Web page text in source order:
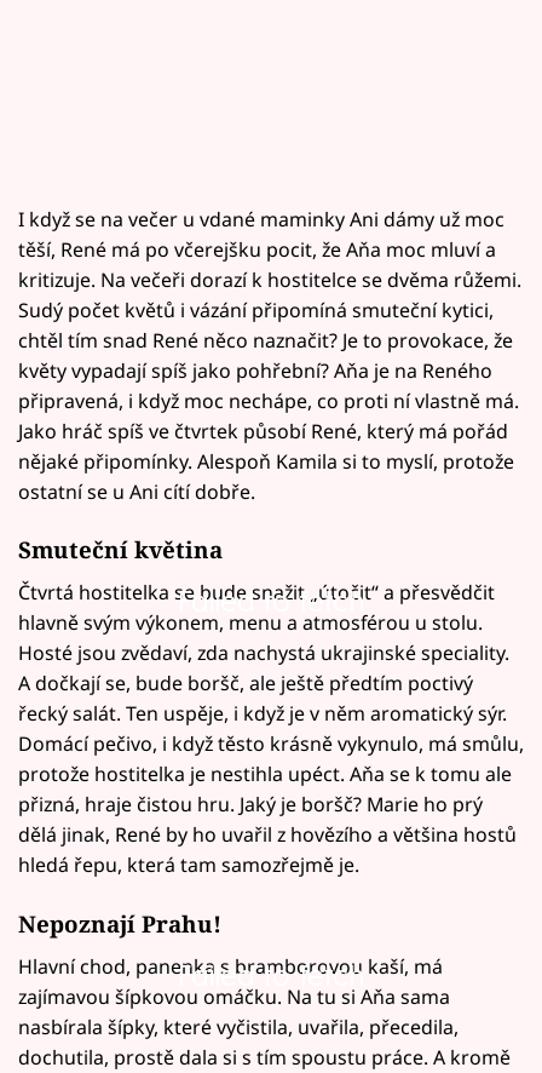
I když se na večer u vdané maminky Ani dámy už moc
těší, René má po včerejšku pocit, že Aňa moc mluví a
kritizuje. Na večeři dorazí k hostitelce se dvěma růžemi.
Sudý počet květů i vázání připomíná smuteční kytici,
chtěl tím snad René něco naznačit? Je to provokace, že
květy vypadají spíš jako pohřební? Aňa je na Reného
připravená, i když moc nechápe, co proti ní vlastně má.
Jako hráč spíš ve čtvrtek působí René, který má pořád
nějaké připomínky. Alespoň Kamila si to myslí, protože
ostatní se u Ani cítí dobře.
Smuteční květina
Failed to fetch
Čtvrtá hostitelka se bude snažit „útočit“ a přesvědčit
hlavně svým výkonem, menu a atmosférou u stolu.
Hosté jsou zvědaví, zda nachystá ukrajinské speciality.
A dočkají se, bude boršč, ale ještě předtím poctivý
řecký salát. Ten uspěje, i když je v něm aromatický sýr.
Domácí pečivo, i když těsto krásně vykynulo, má smůlu,
protože hostitelka je nestihla upéct. Aňa se k tomu ale
přizná, hraje čistou hru. Jaký je boršč? Marie ho prý
dělá jinak, René by ho uvařil z hovězího a většina hostů
hledá řepu, která tam samozřejmě je.
Nepoznají Prahu!
Failed to fetch
Hlavní chod, panenka s bramborovou kaší, má
zajímavou šípkovou omáčku. Na tu si Aňa sama
nasbírala šípky, které vyčistila, uvařila, přecedila,
dochutila, prostě dala si s tím spoustu práce. A kromě